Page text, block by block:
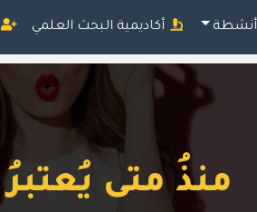
أنشطة أكاديمية البحث العلمي
منذُ متى